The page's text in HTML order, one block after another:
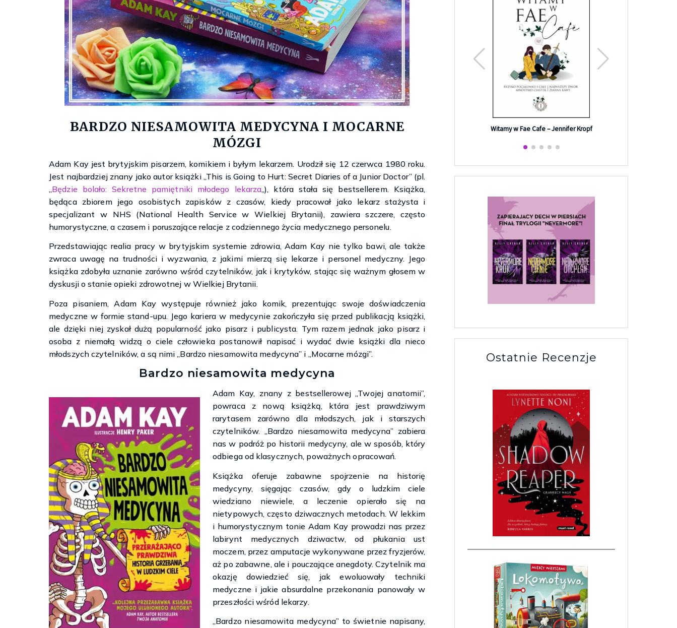
BARDZO NIESAMOWITA MEDYCYNA I MOCARNE
MÓZGI
Adam Kay jest brytyjskim pisarzem, komikiem i byłym lekarzem. Urodził się 12 czerwca 1980 roku.
Jest najbardziej znany jako autor książki „This is Going to Hurt: Secret Diaries of a Junior Doctor” (pl.
„Będzie bolało: Sekretne pamiętniki młodego lekarza„), która stała się bestsellerem. Książka,
będąca zbiorem jego osobistych zapisków z czasów, kiedy pracował jako lekarz stażysta i
specjalizant w NHS (National Health Service w Wielkiej Brytanii), zawiera szczere, często
humorystyczne, a czasem i poruszające relacje z codziennego życia medycznego personelu.
Przedstawiając realia pracy w brytyjskim systemie zdrowia, Adam Kay nie tylko bawi, ale także
zwraca uwagę na trudności i wyzwania, z jakimi mierzą się lekarze i personel medyczny. Jego
książka zdobyła uznanie zarówno wśród czytelników, jak i krytyków, stając się ważnym głosem w
dyskusji o stanie opieki zdrowotnej w Wielkiej Brytanii.
Poza pisaniem, Adam Kay występuje również jako komik, prezentując swoje doświadczenia
medyczne w formie stand-upu. Jego kariera w medycynie zakończyła się przed publikacją książki,
ale dzięki niej zyskał dużą popularność jako pisarz i publicysta. Tym razem jednak jako pisarz i
osoba z niemałą widzą o ciele człowieka postanowił napisać i wydać dwie książki dla nieco
młodszych czytelników, a są nimi „Bardzo niesamowita medycyna” i „Mocarne mózgi”.
Bardzo niesamowita medycyna
Adam Kay, znany z bestsellerowej „Twojej anatomii”,
powraca z nową książką, która jest prawdziwym
rarytasem zarówno dla młodszych, jak i starszych
czytelników. „Bardzo niesamowita medycyna” zabiera
nas w podróż po historii medycyny, ale w sposób, który
odbiega od klasycznych, poważnych opracowań.
Książka oferuje zabawne spojrzenie na historię
medycyny, sięgając czasów, gdy o ludzkim ciele
wiedziano niewiele, a leczenie opierało się na
nietypowych, często dziwacznych metodach. W lekkim
i humorystycznym tonie Adam Kay prowadzi nas przez
labirynt medycznych dziwactw, od płukania ust
moczem, przez amputacje wykonywane przez fryzjerów,
aż po zabawne, ale i pouczające anegdoty. Czytelnik ma
okazję dowiedzieć się, jak ewoluowały techniki
medyczne i jakie absurdalne przekonania panowały w
przeszłości wśród lekarzy.
„Bardzo niesamowita medycyna” to świetnie napisany,
Księgarnie i kościopył – Travis Baldree
Witamy w Fae Cafe – Jennifer Kropf
Ostatnie Recenzje